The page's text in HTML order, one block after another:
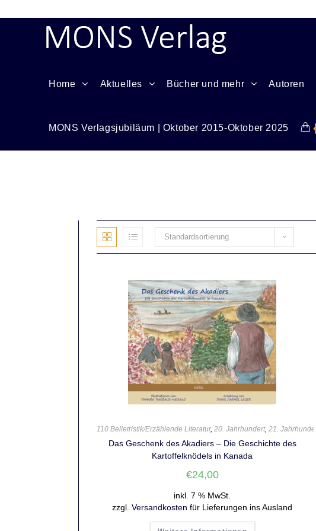
Home Aktuelles Bücher und mehr Autoren
MONS Verlagsjubiläum | Oktober 2015-Oktober 2025
Standardsortierung
110 Belletristik/Erzählende Literatur, 20. Jahrhundert, 21. Jahrhundert
Das Geschenk des Akadiers – Die Geschichte des
Kartoffelknödels in Kanada
€24,00
inkl. 7 % MwSt.
zzgl.Versandkosten für Lieferungen ins Ausland